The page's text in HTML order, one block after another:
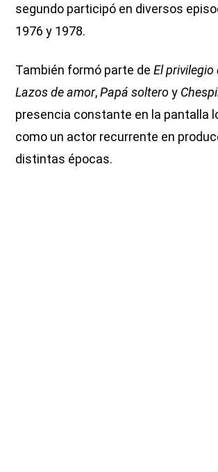
segundo participó en diversos
1976 y 1978.
También formó parte deEl privilegio
Lazos de amor,Papá solteroy
presencia constante en la pantalla
como un actor recurrente en
distintas épocas.